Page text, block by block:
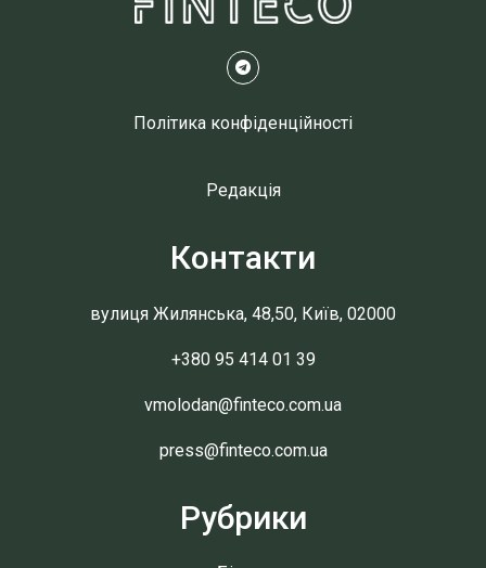
Політика конфіденційності
Редакція
Контакти
вулиця Жилянська, 48,50, Київ, 02000
+380 95 414 01 39
vmolodan@finteco.com.ua
press@finteco.com.ua
Рубрики